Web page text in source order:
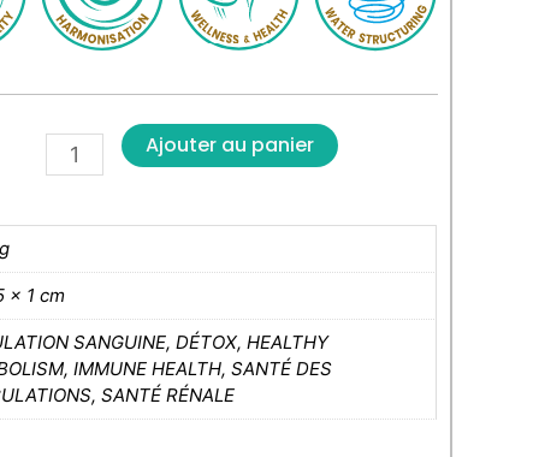
Ajouter au panier
× 1 cm
SANGUINE, DÉTOX, HEALTHY
IMMUNE HEALTH, SANTÉ DES
SANTÉ RÉNALE